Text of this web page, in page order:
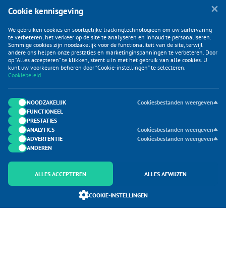
KLANTENSERVICE
CATEGORIEËN
DUIJVELAAR E-COMMERCE
CONTACTEN
Onderdeel van Duijvelaar E-commerce
SoloMono.net
Cookie kennisgeving
We gebruiken cookies en soortgelijke trackingtechnologieën om uw surfervaring
te verbeteren, het verkeer op de site te analyseren en inhoud te personaliseren.
Sommige cookies zijn noodzakelijk voor de functionaliteit van de site, terwijl
andere ons helpen onze prestaties en marketinginspanningen te verbeteren. Door
op “Alles accepteren” te klikken, stemt u in met het gebruik van alle cookies. U
kunt uw voorkeuren beheren door “Cookie-instellingen” te selecteren.
Cookiebeleid
NOODZAKELIJK
Cookiesbestanden weergeven
FUNCTIONEEL
PRESTATIES
ANALYTICS
Cookiesbestanden weergeven
ADVERTENTIE
Cookiesbestanden weergeven
ANDEREN
ALLES ACCEPTEREN ALLES AFWIJZEN
COOKIE-INSTELLINGEN